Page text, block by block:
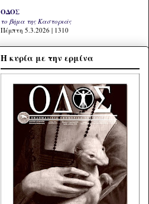
ΟΔΟΣ
το βήμα της Καστοριάς
Πέμπτη 5.3.2026 | 1310
Η κυρία με την ερμίνα